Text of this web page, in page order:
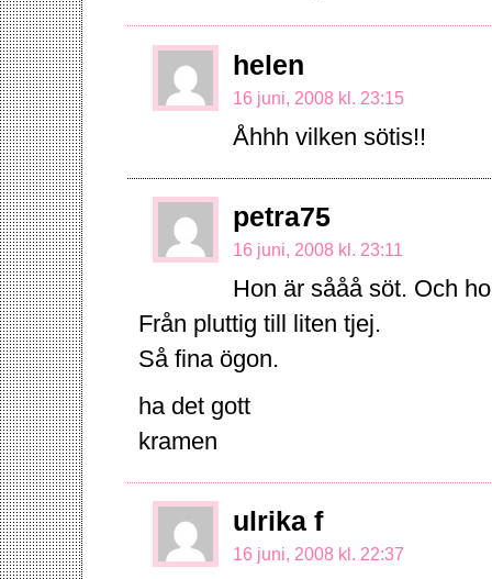
helen
16 juni, 2008 kl. 23:15
Åhhh vilken sötis!!
petra75
16 juni, 2008 kl. 23:11
Hon är sååå söt. Och
Från pluttig till liten tjej.
Så fina ögon.
ha det gott
kramen
ulrika f
16 juni, 2008 kl. 22:37